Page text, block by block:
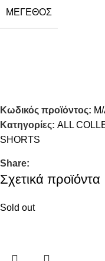
ΜΈΓΕΘΟΣ
Κωδικός προϊόντος:
Κατηγορίες: ALL
SHORTS
Share:
Σχετικά προϊόντα
Sold out